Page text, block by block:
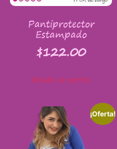
Pantiprotector
Estampado
$122.00
Añadir al carrito
¡Oferta!